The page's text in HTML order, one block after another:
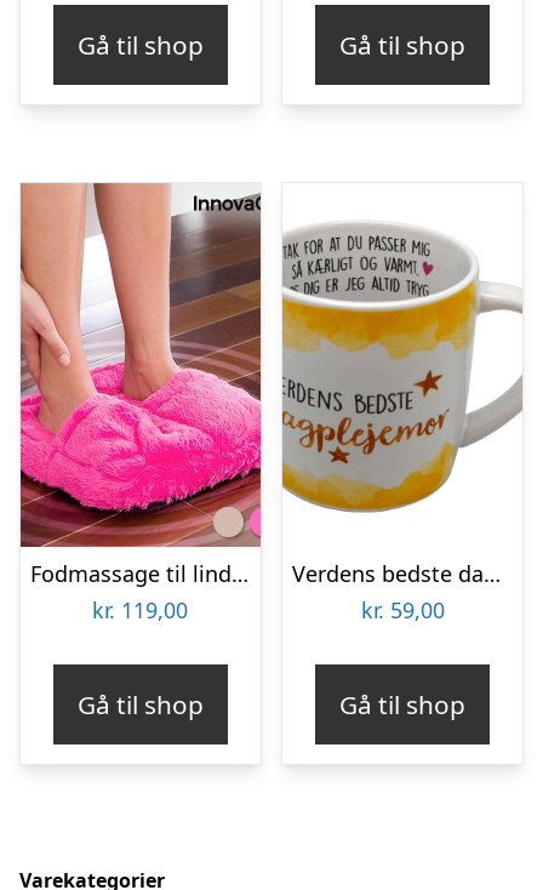
kr. 599,00.kr. 248,00.
Gå til shop
kr. 119,00.
kr.
Gå til shop
Fodmassage til lindring af ømme fødder
kr. 119,00
Gå til shop
Verdens bedste dagplejemor krus
kr. 59,00
Gå til shop
Varekategorier